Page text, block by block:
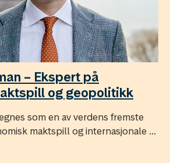
– Ekspert på
og geopolitikk
som en av verdens fremste
maktspill og internasjonale ...